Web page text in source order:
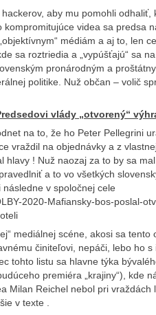
aby mu pomohli
videa sa predsa
médiám a aj to, len
sa roztriedia a „vypúšťajú“ sa
pronárodným a
politike. Nuž občan – volič
vlády „otvorený“
na to, že ho Peter Pellegrini
vraždil na objednávky a z
hlavy ! Nuž naozaj za to by sa
a to vo všetkých
v spoločnej cele
2020-Mafiansky-bos-poslal-
mediálnej scéne, akosi sa tento
činiteľovi, nepáči, lebo ho s
tohto listu sa hlavne týka
premiéra „krajiny“), kde
Milan Reichel nebol pri vraždách
v texte .